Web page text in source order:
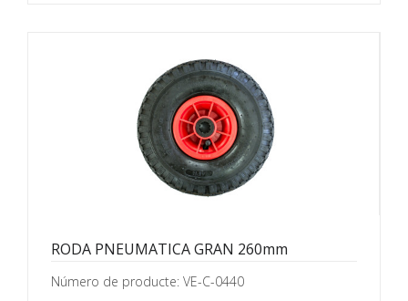
RODA PNEUMATICA GRAN 260mm
Número de producte: VE-C-0440